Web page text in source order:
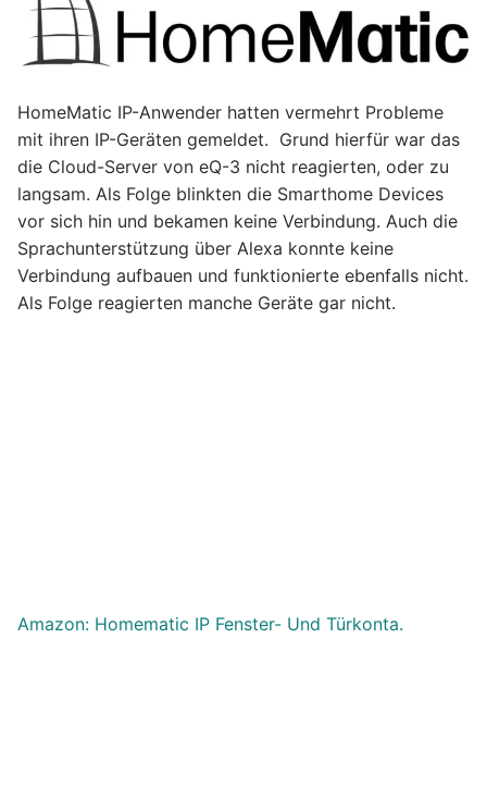
HomeMatic IP-Anwender hatten vermehrt Probleme
mit ihren IP-Geräten gemeldet. Grund hierfür war das
die Cloud-Server von eQ-3 nicht reagierten, oder zu
langsam. Als Folge blinkten die Smarthome Devices
vor sich hin und bekamen keine Verbindung. Auch die
Sprachunterstützung über Alexa konnte keine
Verbindung aufbauen und funktionierte ebenfalls nicht.
Als Folge reagierten manche Geräte gar nicht.
Amazon: Homematic IP Fenster- Und Türkonta.